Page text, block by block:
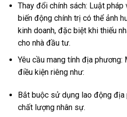
Thay đổi chính sách: Luật
biến động chính trị có thể ảnh
kinh doanh, đặc biệt khi thiếu
cho nhà đầu tư.
Yêu cầu mang tính địa
điều kiện riêng như:
Bắt buộc sử dụng lao động địa
chất lượng nhân sự.